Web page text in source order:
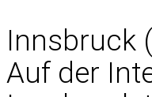
Innsbruck
Auf der